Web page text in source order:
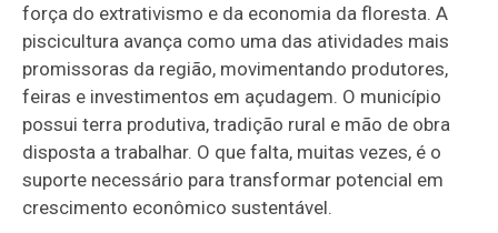
força do extrativismo e da economia da floresta. A
piscicultura avança como uma das atividades mais
promissoras da região, movimentando produtores,
feiras e investimentos em açudagem. O município
possui terra produtiva, tradição rural e mão de obra
disposta a trabalhar. O que falta, muitas vezes, é o
suporte necessário para transformar potencial em
crescimento econômico sustentável.